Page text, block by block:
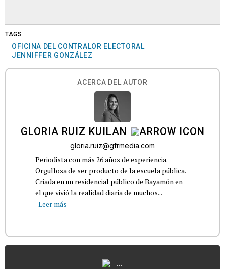
TAGS
OFICINA DEL CONTRALOR ELECTORAL
JENNIFFER GONZÁLEZ
ACERCA DEL AUTOR
GLORIA RUIZ KUILAN
gloria.ruiz@gfrmedia.com
Periodista con más 26 años de experiencia.
Orgullosa de ser producto de la escuela pública.
Criada en un residencial público de Bayamón en
el que vivió la realidad diaria de muchos...
Leer más
...